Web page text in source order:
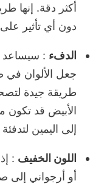
أكثر دقة. إنها
دون أي تأثير
الدفء : سيساعد
جعل الألوان في
طريقة جيدة
الأبيض قد تكون
إلى اليمين
اللون الخفيف :
أو ​​أرجواني إلى